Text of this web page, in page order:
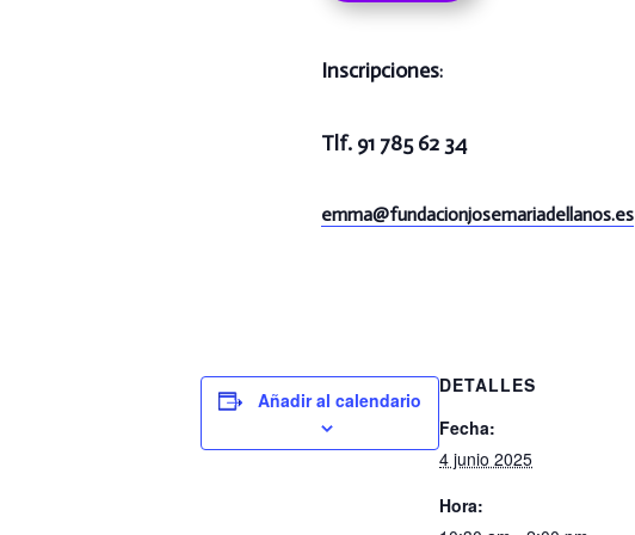
Inscripciones:
Tlf. 91 785 62 34
emma@fundacionjosemariadellanos.es
Añadir al calendario
DETALLES
Fecha:
4 junio 2025
Hora: